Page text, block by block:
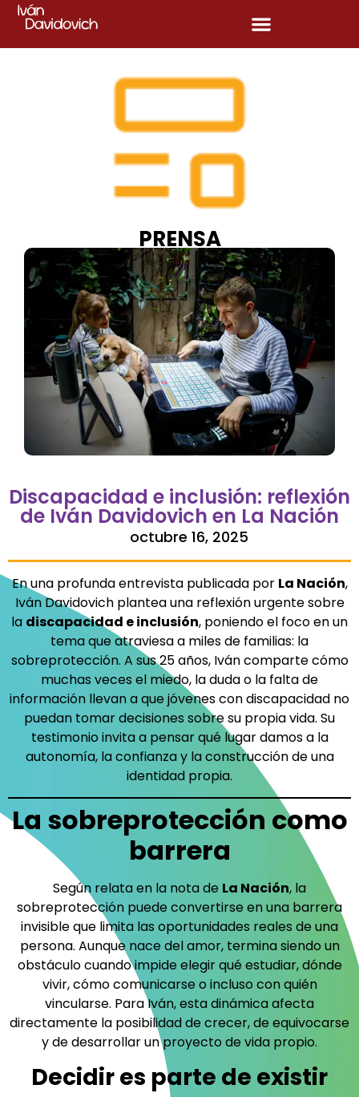
PRENSA
Prensa y Entrevistas
Discapacidad e inclusión: reflexión
de Iván Davidovich en La Nación
octubre 16, 2025
En una profunda entrevista publicada por La Nación,
Iván Davidovich plantea una reflexión urgente sobre
la discapacidad e inclusión, poniendo el foco en un
tema que atraviesa a miles de familias: la
sobreprotección. A sus 25 años, Iván comparte cómo
muchas veces el miedo, la duda o la falta de
información llevan a que jóvenes con discapacidad no
puedan tomar decisiones sobre su propia vida. Su
testimonio invita a pensar qué lugar damos a la
autonomía, la confianza y la construcción de una
identidad propia.
La sobreprotección como
barrera
Según relata en la nota de La Nación, la
sobreprotección puede convertirse en una barrera
invisible que limita las oportunidades reales de una
persona. Aunque nace del amor, termina siendo un
obstáculo cuando impide elegir qué estudiar, dónde
vivir, cómo comunicarse o incluso con quién
vincularse. Para Iván, esta dinámica afecta
directamente la posibilidad de crecer, de equivocarse
y de desarrollar un proyecto de vida propio.
Decidir es parte de existir